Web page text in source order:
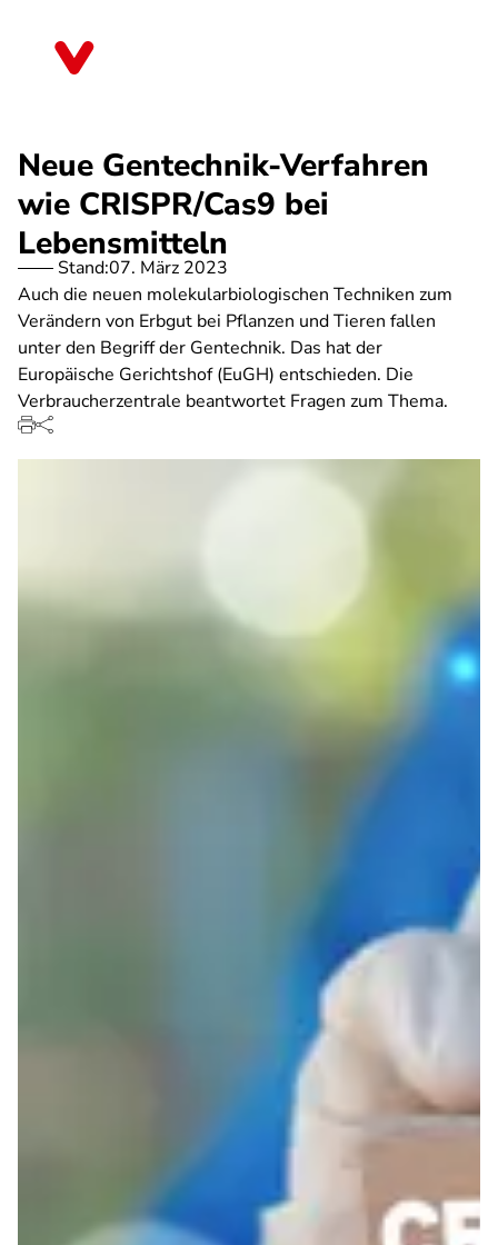
Neue Gentechnik-Verfahren
wie CRISPR/Cas9 bei
Lebensmitteln
Stand:07. März 2023
Auch die neuen molekularbiologischen Techniken zum
Verändern von Erbgut bei Pflanzen und Tieren fallen
unter den Begriff der Gentechnik. Das hat der
Europäische Gerichtshof (EuGH) entschieden. Die
Verbraucherzentrale beantwortet Fragen zum Thema.